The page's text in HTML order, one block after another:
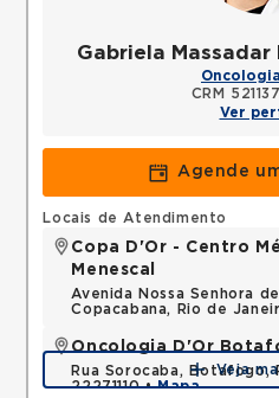
Gabriela
CRM
Ver
Agende
Locais de Atendimento
Copa D'Or - Centro
Menescal
Avenida Nossa Senhora
Copacabana, Rio de
Oncologia D'Or
Rua Sorocaba, Botafogo,
22271110 •Mapa
Veja